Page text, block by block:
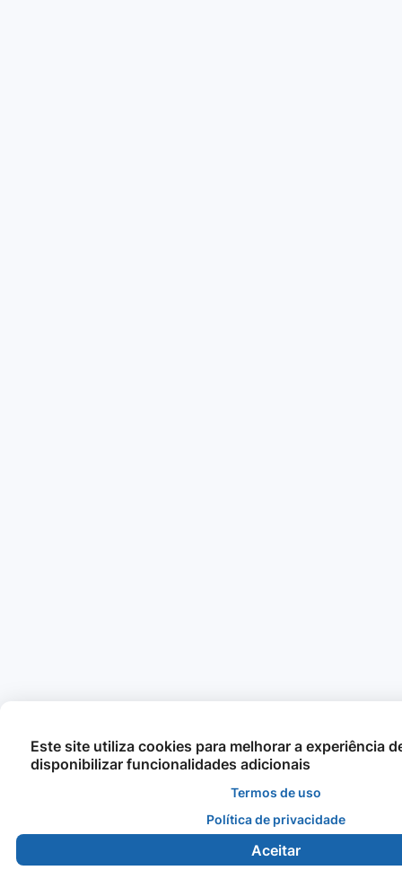
Este site utiliza cookies para melhorar a experiência
disponibilizar funcionalidades adicionais
Termos de uso
Política de privacidade
Aceitar